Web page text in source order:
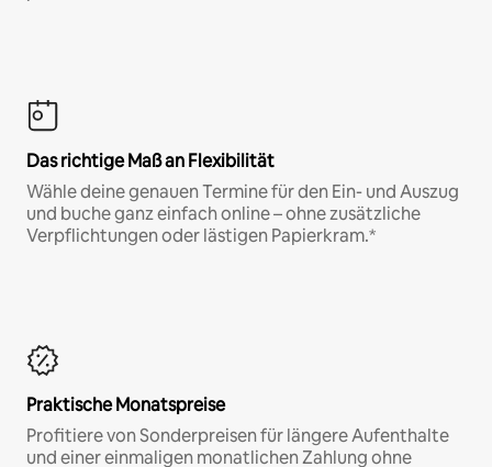
Das richtige Maß an Flexibilität
Wähle deine genauen Termine für den Ein- und Auszug
und buche ganz einfach online – ohne zusätzliche
Verpflichtungen oder lästigen Papierkram.*
Praktische Monatspreise
Profitiere von Sonderpreisen für längere Aufenthalte
und einer einmaligen monatlichen Zahlung ohne